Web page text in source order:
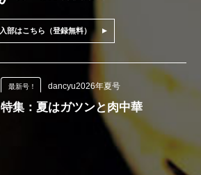
入部はこちら（登録無料）
最新号！ dancyu2026年夏号
特集：夏はガツンと肉中華